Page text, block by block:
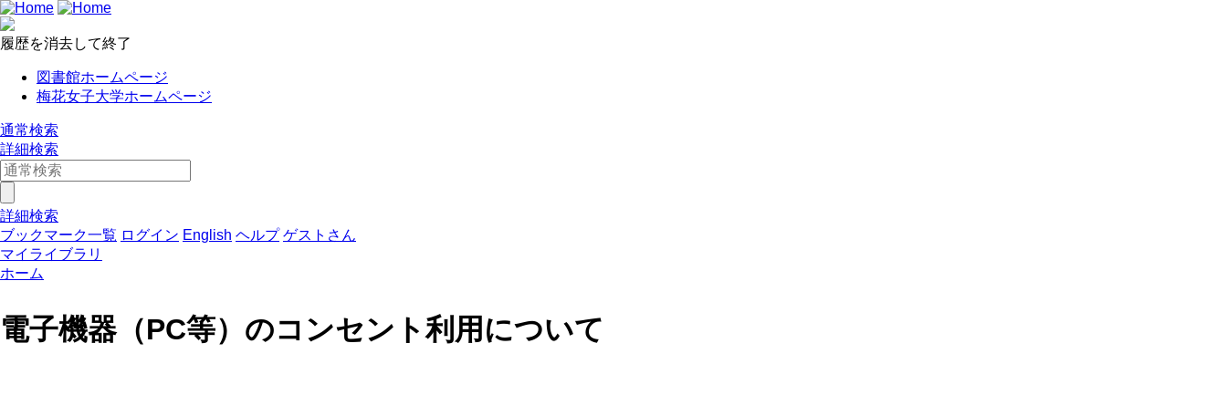
履歴を消去して終了
図書館ホームページ
梅花女子大学ホームページ
通常検索
詳細検索
詳細検索
ブックマーク一覧 ログイン English ヘルプ ゲストさん
マイライブラリ
ホーム
電子機器（PC等）のコンセント利用について